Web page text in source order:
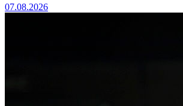
07.08.2026